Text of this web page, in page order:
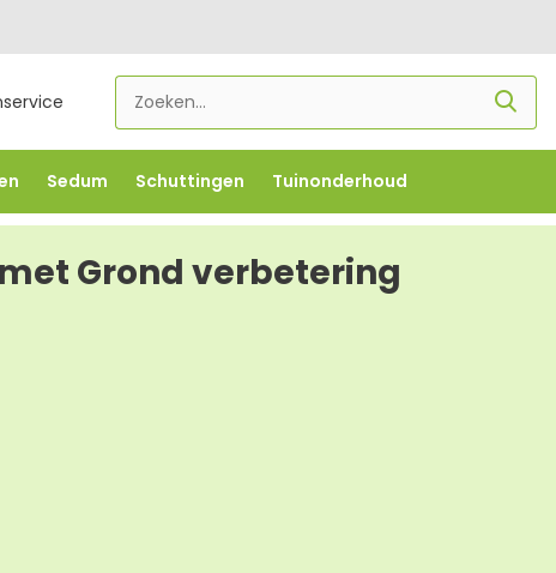
Sedum Schuttingen Tuinonderhoud
€500 -FLOWBO500 -7,5% vanaf €1000 -
Grond verbetering